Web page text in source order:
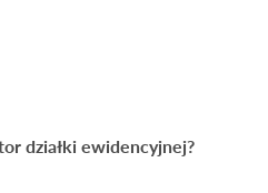
działki ewidencyjnej?